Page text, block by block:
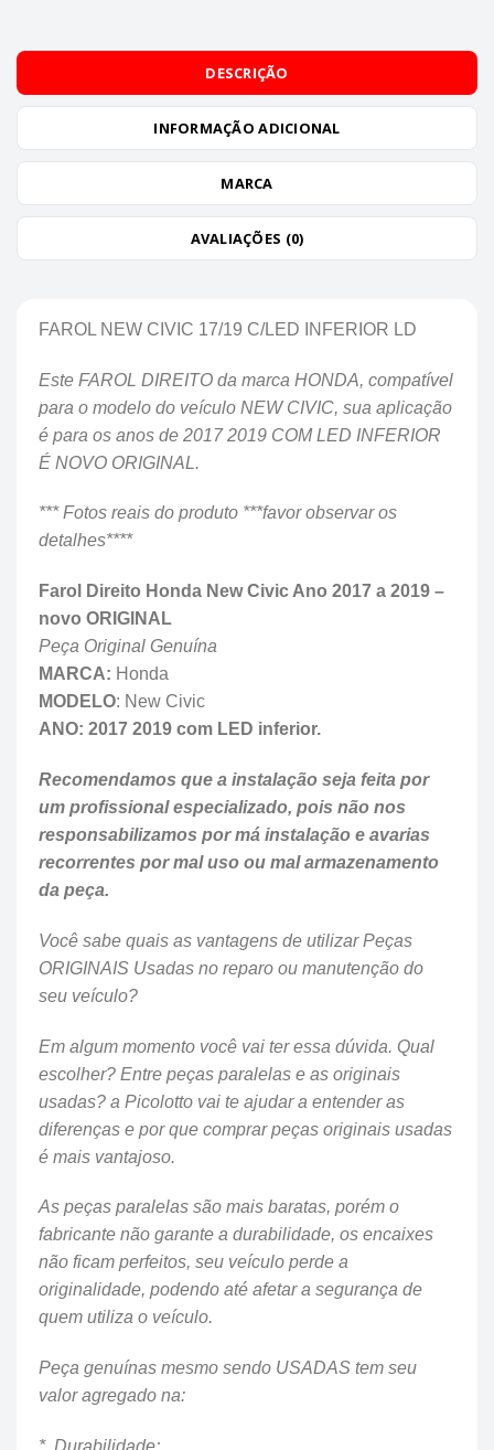
DESCRIÇÃO
INFORMAÇÃO ADICIONAL
MARCA
AVALIAÇÕES (0)
FAROL NEW CIVIC 17/19 C/LED INFERIOR LD
Este FAROL DIREITO da marca HONDA, compatível
para o modelo do veículo NEW CIVIC, sua aplicação
é para os anos de 2017 2019 COM LED INFERIOR
É NOVO ORIGINAL.
*** Fotos reais do produto ***favor observar os
detalhes****
Farol Direito Honda New Civic Ano 2017 a 2019 –
novo ORIGINAL
Peça Original Genuína
MARCA: Honda
MODELO: New Civic
ANO: 2017 2019 com LED inferior.
Recomendamos que a instalação seja feita por
um profissional especializado, pois não nos
responsabilizamos por má instalação e avarias
recorrentes por mal uso ou mal armazenamento
da peça.
Você sabe quais as vantagens de utilizar Peças
ORIGINAIS Usadas no reparo ou manutenção do
seu veículo?
Em algum momento você vai ter essa dúvida. Qual
escolher? Entre peças paralelas e as originais
usadas? a Picolotto vai te ajudar a entender as
diferenças e por que comprar peças originais usadas
é mais vantajoso.
As peças paralelas são mais baratas, porém o
fabricante não garante a durabilidade, os encaixes
não ficam perfeitos, seu veículo perde a
originalidade, podendo até afetar a segurança de
quem utiliza o veículo.
Peça genuínas mesmo sendo USADAS tem seu
valor agregado na:
* Durabilidade;